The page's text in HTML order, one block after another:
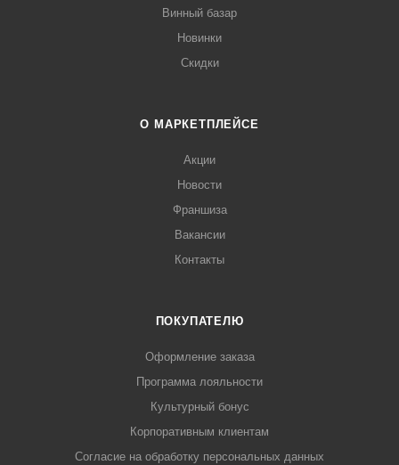
Винный базар
Новинки
Скидки
О МАРКЕТПЛЕЙСЕ
Акции
Новости
Франшиза
Вакансии
Контакты
ПОКУПАТЕЛЮ
Оформление заказа
Программа лояльности
Культурный бонус
Корпоративным клиентам
Согласие на обработку персональных данных